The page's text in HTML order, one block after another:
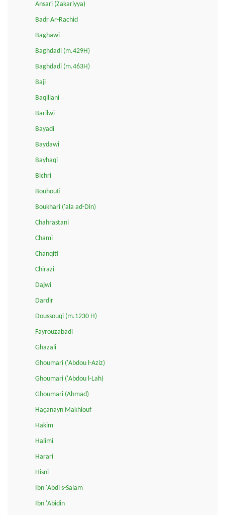
Ansari (Zakariyya)
Badr Ar-Rachid
Baghawi
Baghdadi (m.429H)
Baghdadi (m.463H)
Baji
Baqillani
Barilwi
Bayadi
Baydawi
Bayhaqi
Bichri
Bouhouti
Boukhari ('ala ad-Din)
Chahrastani
Chami
Chanqiti
Chirazi
Dajwi
Dardir
Doussouqi (m.1230 H)
Fayrouzabadi
Ghazali
Ghoumari ('Abdou l-Aziz)
Ghoumari ('Abdou l-Lah)
Ghoumari (Ahmad)
Haçanayn Makhlouf
Hakim
Halimi
Harari
Hisni
Ibn 'Abdi s-Salam
Ibn 'Abidin